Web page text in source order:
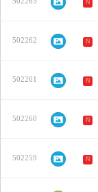
N
502262 N
502261 N
502260 N
502259 N